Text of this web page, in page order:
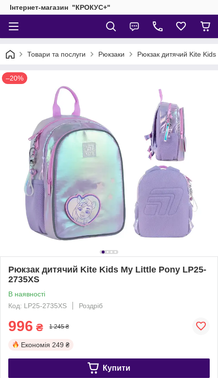
Інтернет-магазин "КРОКУС+"
Товари та послуги Рюкзаки Рюкзак дитячий Kite
–20%
Рюкзак дитячий Kite Kids My Little Pony LP25-
2735XS
В наявності
Код: LP25-2735XS
Роздріб
996 ₴ 1 245 ₴
Економія 249 ₴
Купити